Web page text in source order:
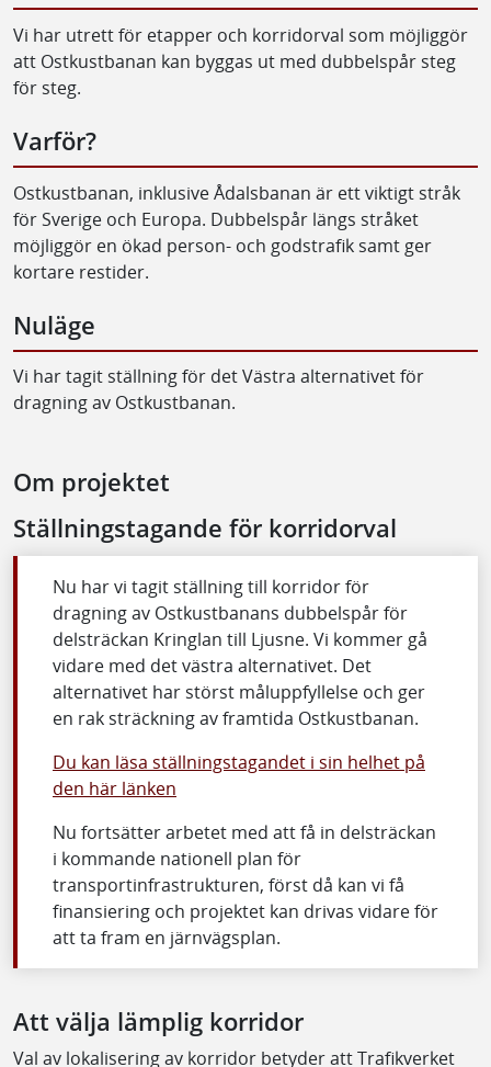
Vi har utrett för etapper och korridorval som möjliggör
att Ostkustbanan kan byggas ut med dubbelspår steg
för steg.
Varför?
Ostkustbanan, inklusive Ådalsbanan är ett viktigt stråk
för Sverige och Europa. Dubbelspår längs stråket
möjliggör en ökad person- och godstrafik samt ger
kortare restider.
Nuläge
Vi har tagit ställning för det Västra alternativet för
dragning av Ostkustbanan.
Om projektet
Ställningstagande för korridorval
Nu har vi tagit ställning till korridor för
dragning av Ostkustbanans dubbelspår för
delsträckan Kringlan till Ljusne. Vi kommer gå
vidare med det västra alternativet. Det
alternativet har störst måluppfyllelse och ger
en rak sträckning av framtida Ostkustbanan.
Du kan läsa ställningstagandet i sin helhet på
den här länken
Nu fortsätter arbetet med att få in delsträckan
i kommande nationell plan för
transportinfrastrukturen, först då kan vi få
finansiering och projektet kan drivas vidare för
att ta fram en järnvägsplan.
Att välja lämplig korridor
Val av lokalisering av korridor betyder att Trafikverket